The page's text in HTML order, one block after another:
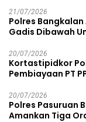
21/07/2026
Polres
Gadis Dibawah
20/07/2026
Kortastipidkor
Pembiayaan PT
20/07/2026
Polres Pasuruan
Amankan Tiga